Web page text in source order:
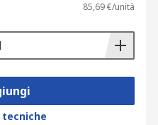
85,69 €/unità
tecniche